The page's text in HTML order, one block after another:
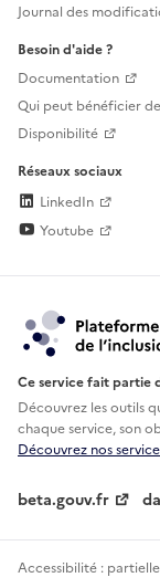
Journal des
Besoin d'aide ?
Documentation
Qui peut bénéficier
Disponibilité
Réseaux sociaux
LinkedIn
Youtube
Ce service fait partie
Découvrez les outils
chaque service, son
Découvrez nos
beta.gouv.fr
Accessibilité :